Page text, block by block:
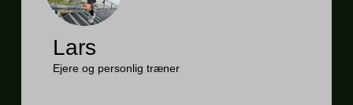
Lars
Ejere og personlig træner